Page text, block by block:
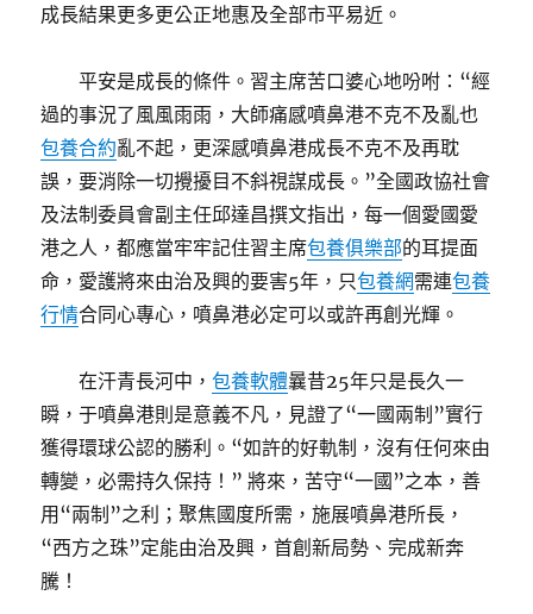
成長結果更多更公正地惠及全部市平易近。
平安是成長的條件。習主席苦口婆心地吩咐：“經
過的事況了風風雨雨，大師痛感噴鼻港不克不及亂也
包養合約亂不起，更深感噴鼻港成長不克不及再耽
誤，要消除一切攪擾目不斜視謀成長。”全國政協社會
及法制委員會副主任邱達昌撰文指出，每一個愛國愛
港之人，都應當牢牢記住習主席包養俱樂部的耳提面
命，愛護將來由治及興的要害5年，只包養網需連包養
行情合同心專心，噴鼻港必定可以或許再創光輝。
在汗青長河中，包養軟體曩昔25年只是長久一
瞬，于噴鼻港則是意義不凡，見證了“一國兩制”實行
獲得環球公認的勝利。“如許的好軌制，沒有任何來由
轉變，必需持久保持！” 將來，苦守“一國”之本，善
用“兩制”之利；聚焦國度所需，施展噴鼻港所長，
“西方之珠”定能由治及興，首創新局勢、完成新奔
騰！